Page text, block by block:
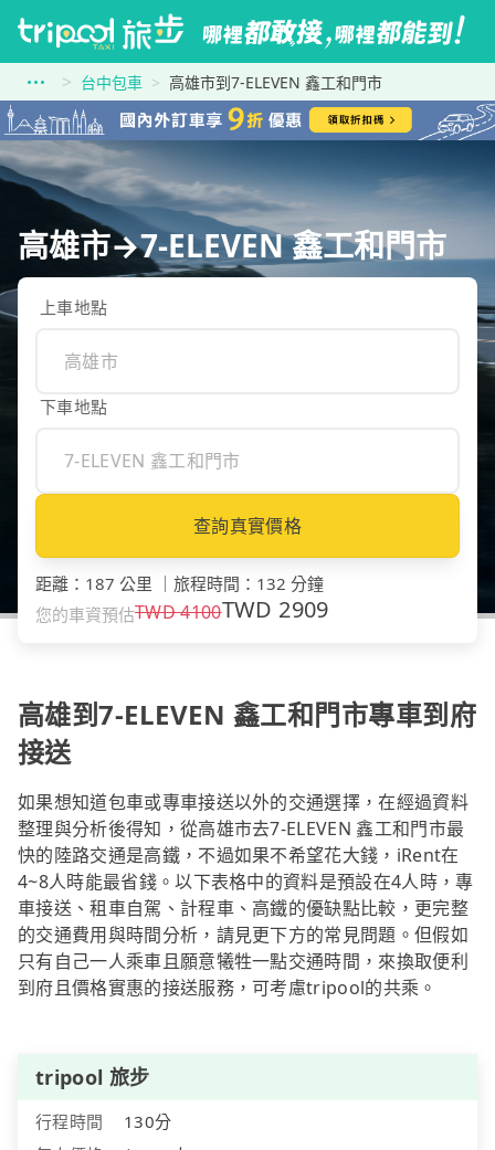
台中包車 高雄市到7-ELEVEN 鑫工和門市
高雄市→7-ELEVEN 鑫工和門市
上車地點
下車地點
查詢真實價格
距離 ： 187 公里 ｜ 旅程時間 ： 132 分鐘
您的車資預估TWD4100TWD 2909
高雄到7-ELEVEN 鑫工和門市專車到府
接送
如果想知道包車或專車接送以外的交通選擇，在經過資料
整理與分析後得知，從高雄市去7-ELEVEN 鑫工和門市最
快的陸路交通是高鐵，不過如果不希望花大錢，iRent在
4~8人時能最省錢。以下表格中的資料是預設在4人時，專
車接送、租車自駕、計程車、高鐵的優缺點比較，更完整
的交通費用與時間分析，請見更下方的常見問題。但假如
只有自己一人乘車且願意犧牲一點交通時間，來換取便利
到府且價格實惠的接送服務，可考慮tripool的共乘。
tripool 旅步
行程時間
130分